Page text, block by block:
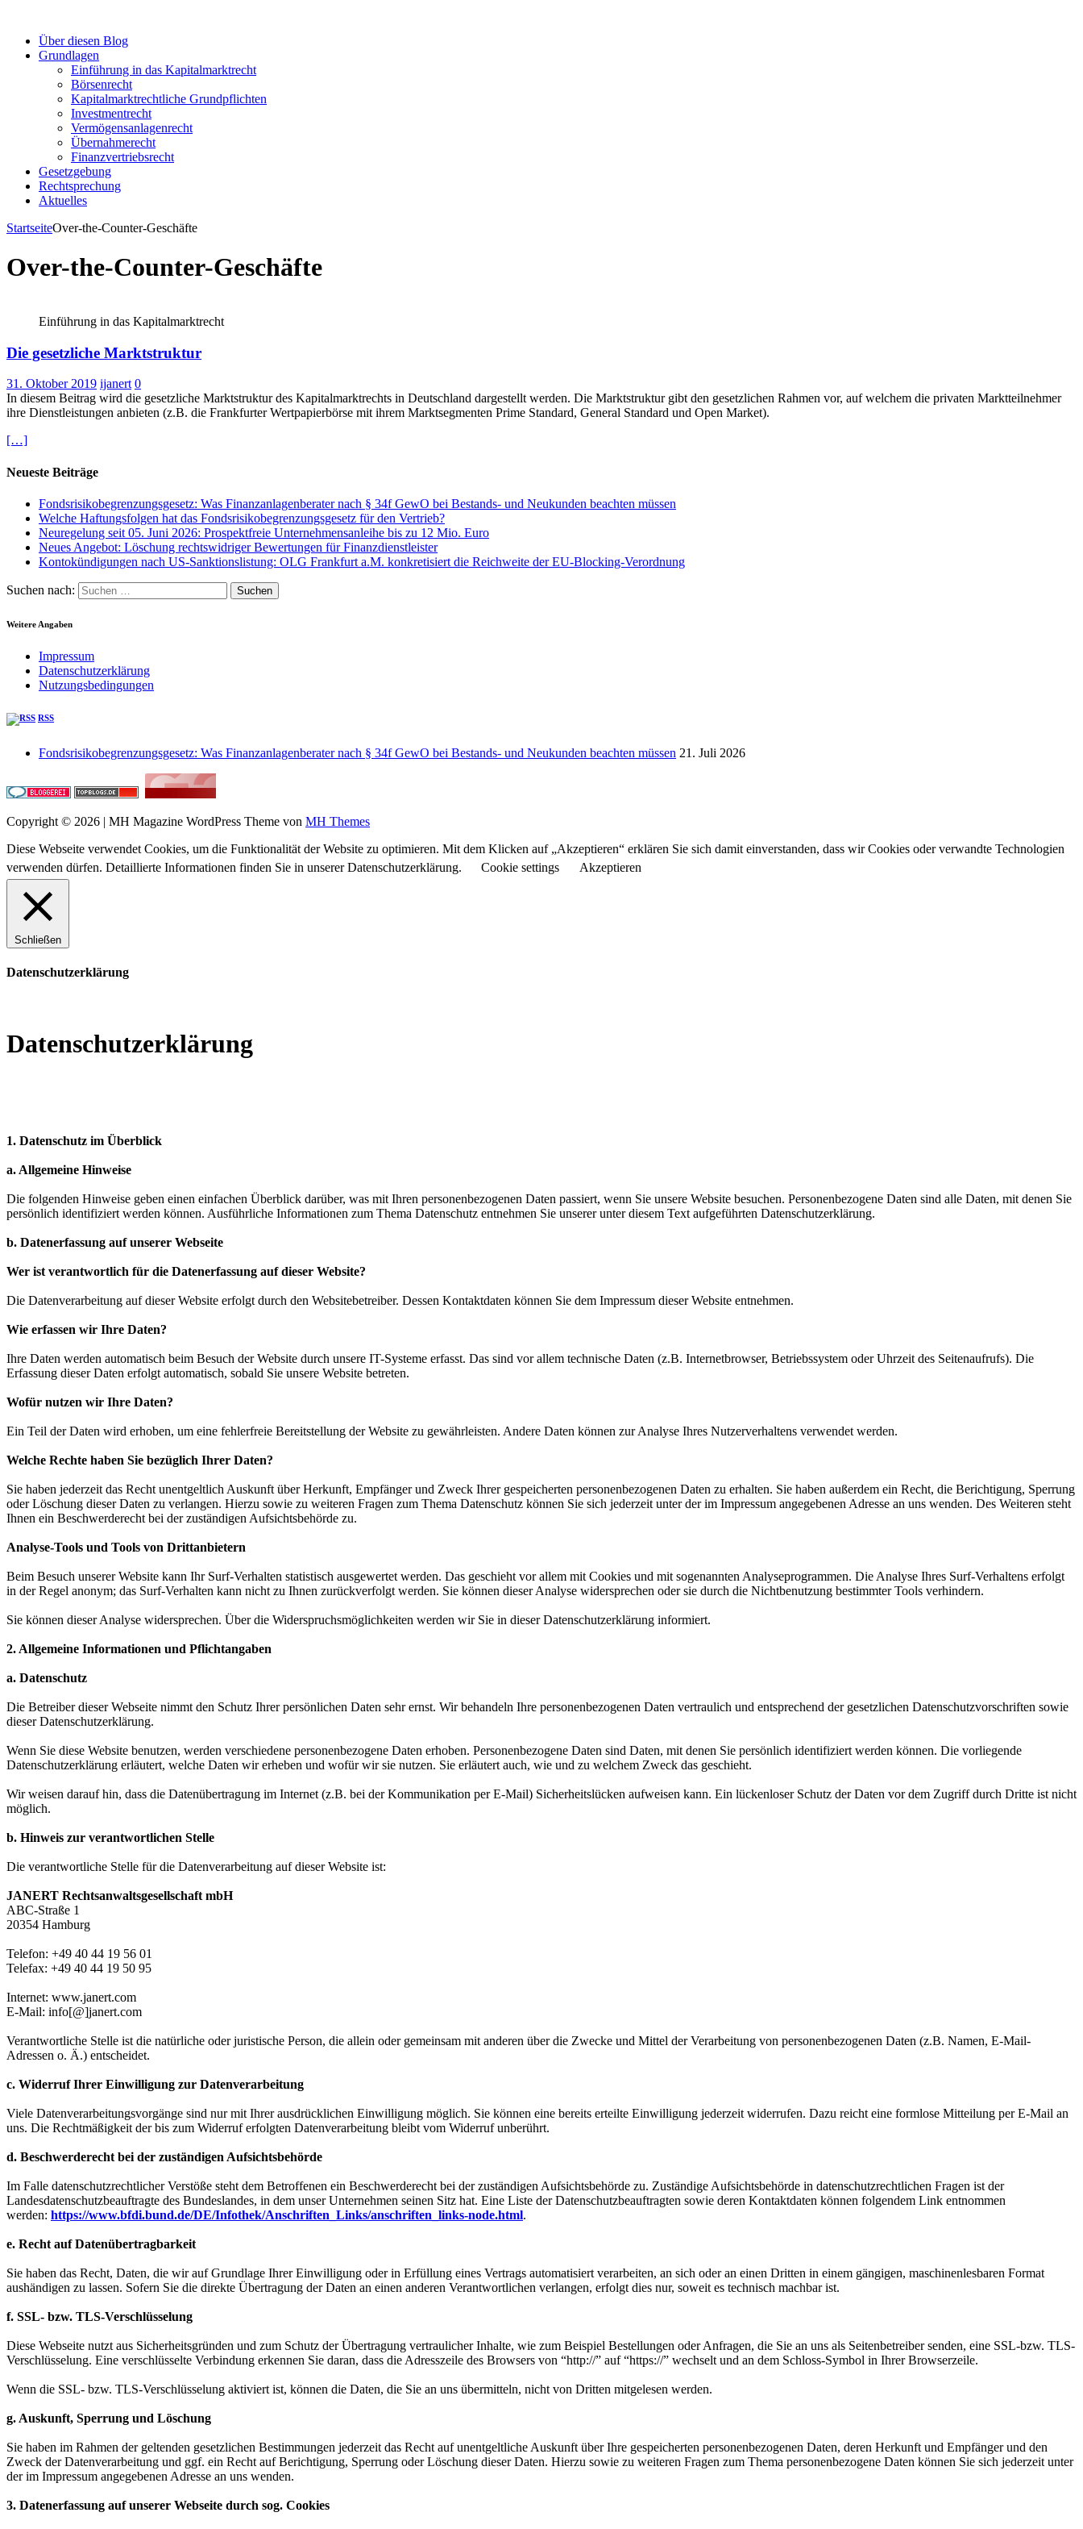
Über diesen Blog
Grundlagen
Einführung in das Kapitalmarktrecht
Börsenrecht
Kapitalmarktrechtliche Grundpflichten
Investmentrecht
Vermögensanlagenrecht
Übernahmerecht
Finanzvertriebsrecht
Gesetzgebung
Rechtsprechung
Aktuelles
StartseiteOver-the-Counter-Geschäfte
Over-the-Counter-Geschäfte
Einführung in das Kapitalmarktrecht
Die gesetzliche Marktstruktur
31. Oktober 2019 ijanert 0
In diesem Beitrag wird die gesetzliche Marktstruktur des Kapitalmarktrechts in Deutschland dargestellt werden. Die Marktstruktur gibt den gesetzlichen Rahmen vor, auf welchem die privaten Marktteilnehmer
ihre Dienstleistungen anbieten (z.B. die Frankfurter Wertpapierbörse mit ihrem Marktsegmenten Prime Standard, General Standard und Open Market).
[…]
Neueste Beiträge
Fondsrisikobegrenzungsgesetz: Was Finanzanlagenberater nach § 34f GewO bei Bestands- und Neukunden beachten müssen
Welche Haftungsfolgen hat das Fondsrisikobegrenzungsgesetz für den Vertrieb?
Neuregelung seit 05. Juni 2026: Prospektfreie Unternehmensanleihe bis zu 12 Mio. Euro
Neues Angebot: Löschung rechtswidriger Bewertungen für Finanzdienstleister
Kontokündigungen nach US-Sanktionslistung: OLG Frankfurt a.M. konkretisiert die Reichweite der EU-Blocking-Verordnung
Suchen nach:
Weitere Angaben
Impressum
Datenschutzerklärung
Nutzungsbedingungen
RSS
Fondsrisikobegrenzungsgesetz: Was Finanzanlagenberater nach § 34f GewO bei Bestands- und Neukunden beachten müssen 21. Juli 2026
Copyright © 2026 | MH Magazine WordPress Theme von MH Themes
Diese Webseite verwendet Cookies, um die Funktionalität der Website zu optimieren. Mit dem Klicken auf „Akzeptieren“ erklären Sie sich damit einverstanden, dass wir Cookies oder verwandte Technologien
verwenden dürfen. Detaillierte Informationen finden Sie in unserer Datenschutzerklärung.
Cookie settings Akzeptieren
Schließen
Datenschutzerklärung
Datenschutzerklärung
1. Datenschutz im Überblick
a. Allgemeine Hinweise
Die folgenden Hinweise geben einen einfachen Überblick darüber, was mit Ihren personenbezogenen Daten passiert, wenn Sie unsere Website besuchen. Personenbezogene Daten sind alle Daten, mit denen Sie
persönlich identifiziert werden können. Ausführliche Informationen zum Thema Datenschutz entnehmen Sie unserer unter diesem Text aufgeführten Datenschutzerklärung.
b. Datenerfassung auf unserer Webseite
Wer ist verantwortlich für die Datenerfassung auf dieser Website?
Die Datenverarbeitung auf dieser Website erfolgt durch den Websitebetreiber. Dessen Kontaktdaten können Sie dem Impressum dieser Website entnehmen.
Wie erfassen wir Ihre Daten?
Ihre Daten werden automatisch beim Besuch der Website durch unsere IT-Systeme erfasst. Das sind vor allem technische Daten (z.B. Internetbrowser, Betriebssystem oder Uhrzeit des Seitenaufrufs). Die
Erfassung dieser Daten erfolgt automatisch, sobald Sie unsere Website betreten.
Wofür nutzen wir Ihre Daten?
Ein Teil der Daten wird erhoben, um eine fehlerfreie Bereitstellung der Website zu gewährleisten. Andere Daten können zur Analyse Ihres Nutzerverhaltens verwendet werden.
Welche Rechte haben Sie bezüglich Ihrer Daten?
Sie haben jederzeit das Recht unentgeltlich Auskunft über Herkunft, Empfänger und Zweck Ihrer gespeicherten personenbezogenen Daten zu erhalten. Sie haben außerdem ein Recht, die Berichtigung, Sperrung
oder Löschung dieser Daten zu verlangen. Hierzu sowie zu weiteren Fragen zum Thema Datenschutz können Sie sich jederzeit unter der im Impressum angegebenen Adresse an uns wenden. Des Weiteren steht
Ihnen ein Beschwerderecht bei der zuständigen Aufsichtsbehörde zu.
Analyse-Tools und Tools von Drittanbietern
Beim Besuch unserer Website kann Ihr Surf-Verhalten statistisch ausgewertet werden. Das geschieht vor allem mit Cookies und mit sogenannten Analyseprogrammen. Die Analyse Ihres Surf-Verhaltens erfolgt
in der Regel anonym; das Surf-Verhalten kann nicht zu Ihnen zurückverfolgt werden. Sie können dieser Analyse widersprechen oder sie durch die Nichtbenutzung bestimmter Tools verhindern.
Sie können dieser Analyse widersprechen. Über die Widerspruchsmöglichkeiten werden wir Sie in dieser Datenschutzerklärung informiert.
2. Allgemeine Informationen und Pflichtangaben
a. Datenschutz
Die Betreiber dieser Webseite nimmt den Schutz Ihrer persönlichen Daten sehr ernst. Wir behandeln Ihre personenbezogenen Daten vertraulich und entsprechend der gesetzlichen Datenschutzvorschriften sowie
dieser Datenschutzerklärung.
Wenn Sie diese Website benutzen, werden verschiedene personenbezogene Daten erhoben. Personenbezogene Daten sind Daten, mit denen Sie persönlich identifiziert werden können. Die vorliegende
Datenschutzerklärung erläutert, welche Daten wir erheben und wofür wir sie nutzen. Sie erläutert auch, wie und zu welchem Zweck das geschieht.
Wir weisen darauf hin, dass die Datenübertragung im Internet (z.B. bei der Kommunikation per E-Mail) Sicherheitslücken aufweisen kann. Ein lückenloser Schutz der Daten vor dem Zugriff durch Dritte ist nicht
möglich.
b. Hinweis zur verantwortlichen Stelle
Die verantwortliche Stelle für die Datenverarbeitung auf dieser Website ist:
JANERT Rechtsanwaltsgesellschaft mbH
ABC-Straße 1
20354 Hamburg
Telefon: +49 40 44 19 56 01
Telefax: +49 40 44 19 50 95
Internet: www.janert.com
E-Mail: info[@]janert.com
Verantwortliche Stelle ist die natürliche oder juristische Person, die allein oder gemeinsam mit anderen über die Zwecke und Mittel der Verarbeitung von personenbezogenen Daten (z.B. Namen, E-Mail-
Adressen o. Ä.) entscheidet.
c. Widerruf Ihrer Einwilligung zur Datenverarbeitung
Viele Datenverarbeitungsvorgänge sind nur mit Ihrer ausdrücklichen Einwilligung möglich. Sie können eine bereits erteilte Einwilligung jederzeit widerrufen. Dazu reicht eine formlose Mitteilung per E-Mail an
uns. Die Rechtmäßigkeit der bis zum Widerruf erfolgten Datenverarbeitung bleibt vom Widerruf unberührt.
d. Beschwerderecht bei der zuständigen Aufsichtsbehörde
Im Falle datenschutzrechtlicher Verstöße steht dem Betroffenen ein Beschwerderecht bei der zuständigen Aufsichtsbehörde zu. Zuständige Aufsichtsbehörde in datenschutzrechtlichen Fragen ist der
Landesdatenschutzbeauftragte des Bundeslandes, in dem unser Unternehmen seinen Sitz hat. Eine Liste der Datenschutzbeauftragten sowie deren Kontaktdaten können folgendem Link entnommen
werden: https://www.bfdi.bund.de/DE/Infothek/Anschriften_Links/anschriften_links-node.html.
e. Recht auf Datenübertragbarkeit
Sie haben das Recht, Daten, die wir auf Grundlage Ihrer Einwilligung oder in Erfüllung eines Vertrags automatisiert verarbeiten, an sich oder an einen Dritten in einem gängigen, maschinenlesbaren Format
aushändigen zu lassen. Sofern Sie die direkte Übertragung der Daten an einen anderen Verantwortlichen verlangen, erfolgt dies nur, soweit es technisch machbar ist.
f. SSL- bzw. TLS-Verschlüsselung
Diese Webseite nutzt aus Sicherheitsgründen und zum Schutz der Übertragung vertraulicher Inhalte, wie zum Beispiel Bestellungen oder Anfragen, die Sie an uns als Seitenbetreiber senden, eine SSL-bzw. TLS-
Verschlüsselung. Eine verschlüsselte Verbindung erkennen Sie daran, dass die Adresszeile des Browsers von “http://” auf “https://” wechselt und an dem Schloss-Symbol in Ihrer Browserzeile.
Wenn die SSL- bzw. TLS-Verschlüsselung aktiviert ist, können die Daten, die Sie an uns übermitteln, nicht von Dritten mitgelesen werden.
g. Auskunft, Sperrung und Löschung
Sie haben im Rahmen der geltenden gesetzlichen Bestimmungen jederzeit das Recht auf unentgeltliche Auskunft über Ihre gespeicherten personenbezogenen Daten, deren Herkunft und Empfänger und den
Zweck der Datenverarbeitung und ggf. ein Recht auf Berichtigung, Sperrung oder Löschung dieser Daten. Hierzu sowie zu weiteren Fragen zum Thema personenbezogene Daten können Sie sich jederzeit unter
der im Impressum angegebenen Adresse an uns wenden.
3. Datenerfassung auf unserer Webseite durch sog. Cookies